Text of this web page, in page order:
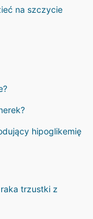
na szczycie
hipoglikemię
trzustki z